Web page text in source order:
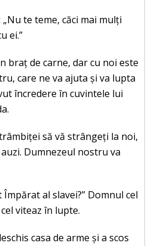
„Nu te teme, căci mai mulți
ei.”
braț de carne, dar cu noi este
care ne va ajuta și va lupta
încredere în cuvintele lui
să vă strângeți la noi,
Dumnezeul nostru va
Împărat al slavei?” Domnul cel
viteaz în lupte.
casa de arme și a scos